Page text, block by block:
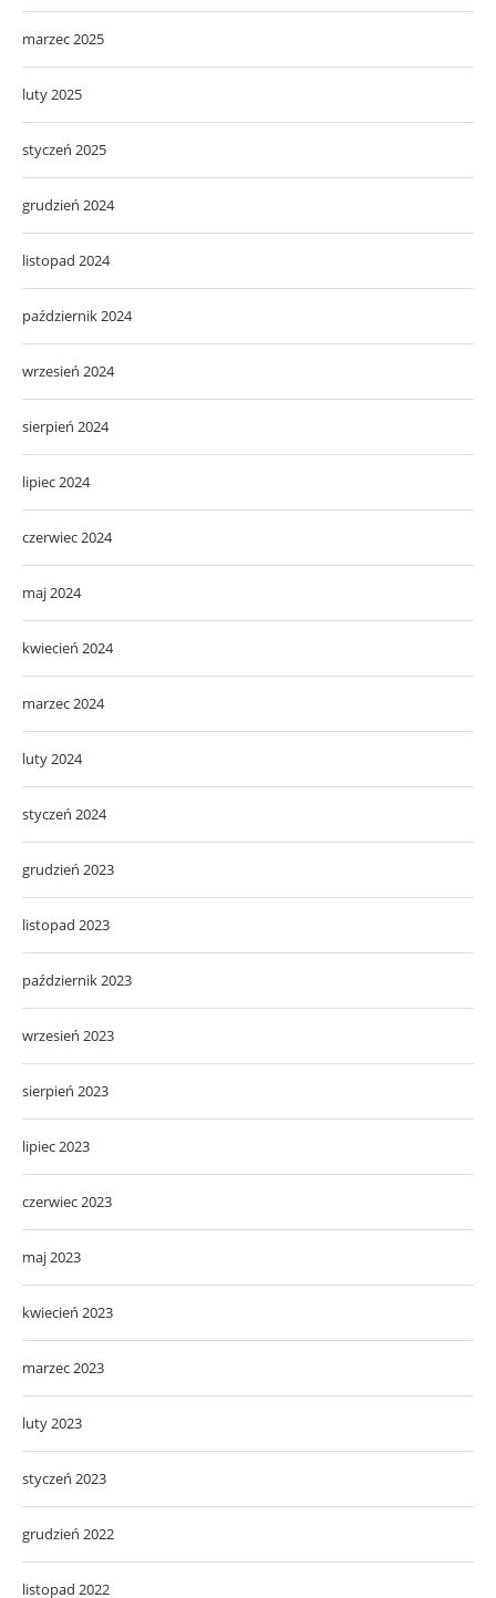
marzec 2025
luty 2025
styczeń 2025
grudzień 2024
listopad 2024
październik 2024
wrzesień 2024
sierpień 2024
lipiec 2024
czerwiec 2024
maj 2024
kwiecień 2024
marzec 2024
luty 2024
styczeń 2024
grudzień 2023
listopad 2023
październik 2023
wrzesień 2023
sierpień 2023
lipiec 2023
czerwiec 2023
maj 2023
kwiecień 2023
marzec 2023
luty 2023
styczeń 2023
grudzień 2022
listopad 2022